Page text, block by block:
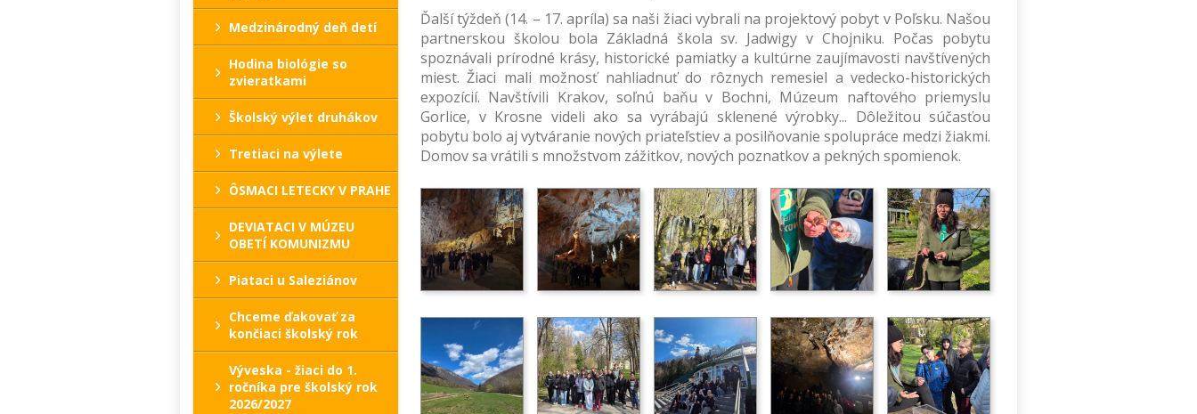
Medzinárodný deň detí
Hodina biológie so
zvieratkami
Školský výlet druhákov
Tretiaci na výlete
ÔSMACI LETECKY V PRAHE
DEVIATACI V MÚZEU
OBETÍ KOMUNIZMU
Piataci u Saleziánov
Chceme ďakovať za
končiaci školský rok
Výveska - žiaci do 1.
ročníka pre školský rok
2026/2027
Ďalší týždeň (14. – 17. apríla) sa naši žiaci vybrali na projektový pobyt v Poľsku. Našou
partnerskou školou bola Základná škola sv. Jadwigy v Chojniku. Počas pobytu
spoznávali prírodné krásy, historické pamiatky a kultúrne zaujímavosti navštívených
miest. Žiaci mali možnosť nahliadnuť do rôznych remesiel a vedecko-historických
expozícií. Navštívili Krakov, soľnú baňu v Bochni, Múzeum naftového priemyslu
Gorlice, v Krosne videli ako sa vyrábajú sklenené výrobky... Dôležitou súčasťou
pobytu bolo aj vytváranie nových priateľstiev a posilňovanie spolupráce medzi žiakmi.
Domov sa vrátili s množstvom zážitkov, nových poznatkov a pekných spomienok.